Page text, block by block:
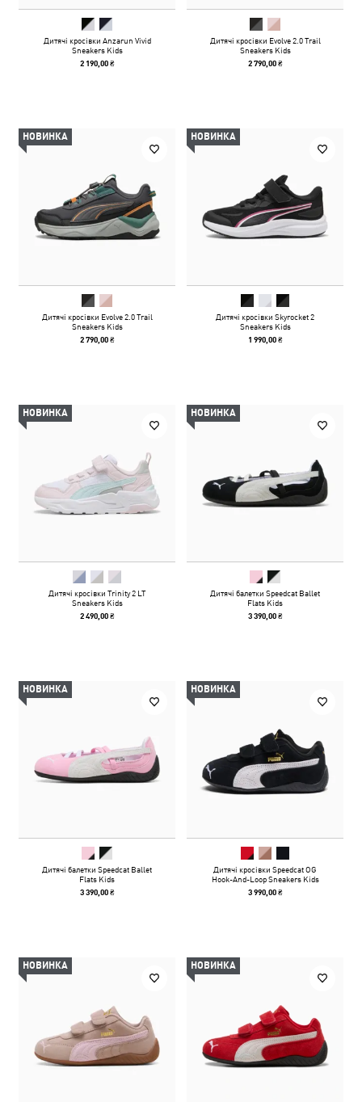
Дитячі кросівки Anzarun Vivid
Sneakers Kids
2 190,00 ₴
Дитячі кросівки Evolve 2.0 Trail
Sneakers Kids
2 790,00 ₴
НОВИНКА
Дитячі кросівки Evolve 2.0 Trail
Sneakers Kids
2 790,00 ₴
НОВИНКА
Дитячі кросівки Skyrocket 2
Sneakers Kids
1 990,00 ₴
НОВИНКА
Дитячі кросівки Trinity 2 LT
Sneakers Kids
2 490,00 ₴
НОВИНКА
Дитячі балетки Speedcat Ballet
Flats Kids
3 390,00 ₴
НОВИНКА
Дитячі балетки Speedcat Ballet
Flats Kids
3 390,00 ₴
НОВИНКА
Дитячі кросівки Speedcat OG
Hook-And-Loop Sneakers Kids
3 990,00 ₴
НОВИНКА НОВИНКА